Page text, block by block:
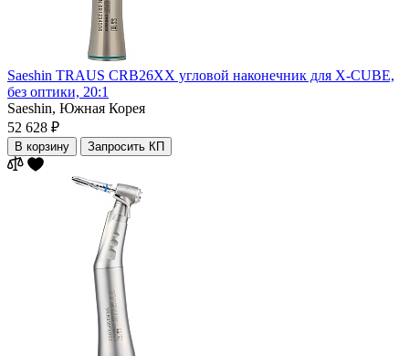
Saeshin TRAUS CRB26XX угловой наконечник для X-CUBE,
без оптики, 20:1
Saeshin, Южная Корея
52 628 ₽
В корзину Запросить КП